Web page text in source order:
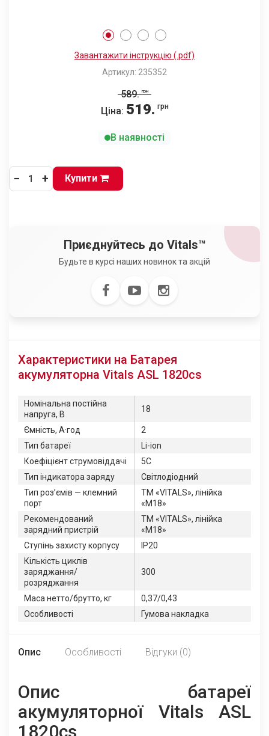
Завантажити інструкцію (.pdf)
Артикул: 235352
589. грн
Ціна: 519. грн
В наявності
− + Купити
Приєднуйтесь до Vitals™
Будьте в курсі наших новинок та акцій
Характеристики на Батарея
акумуляторна Vitals ASL 1820cs
Номінальна постійна
напруга, В
18
Ємність, А·год
2
Тип батареї
Li-ion
Коефіцієнт струмовіддачі
5C
Тип індикатора заряду
Світлодіодний
Тип роз’ємів — клемний
порт
TM «VITALS», лінійка
«M18»
Рекомендований
зарядний пристрій
TM «VITALS», лінійка
«M18»
Ступінь захисту корпусу
IP20
Кількість циклів
заряджання/
розряджання
300
Маса нетто/брутто, кг
0,37/0,43
Особливості
Гумова накладка
Опис Особливості Відгуки (0)
Опис батареї
акумуляторної Vitals ASL
1820cs